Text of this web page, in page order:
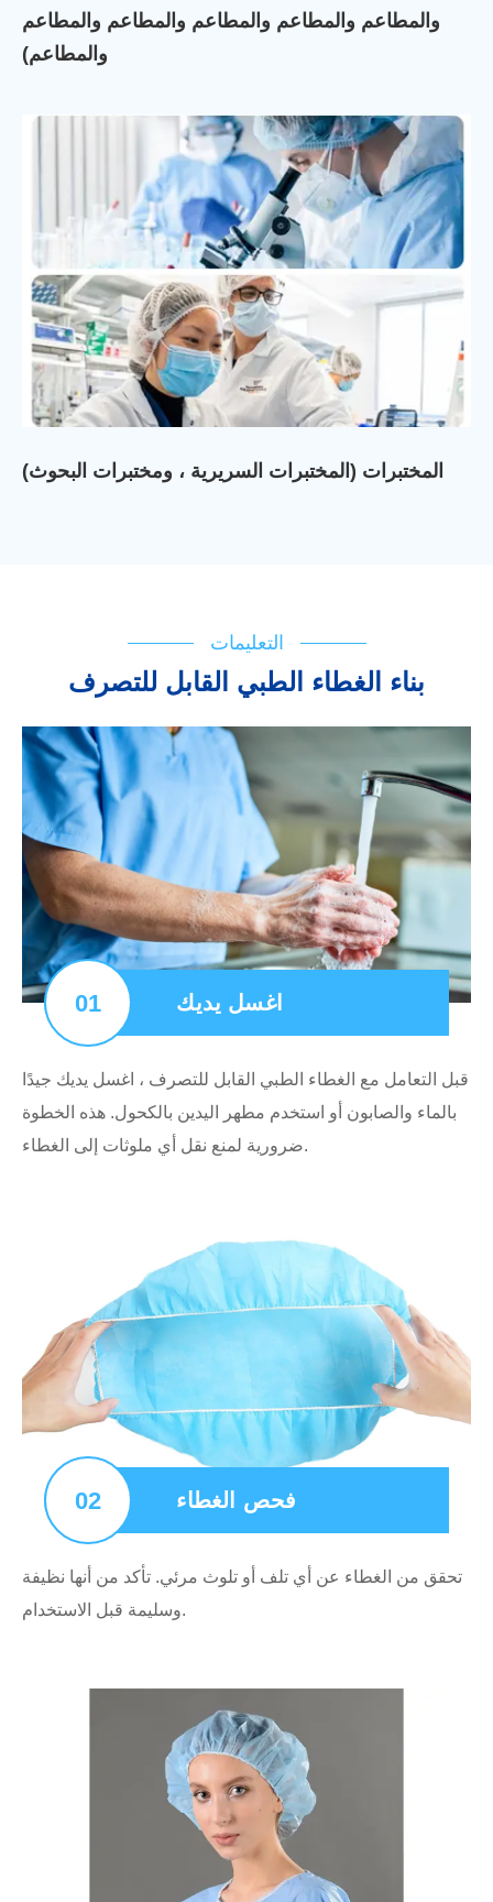
والمطاعم والمطاعم والمطاعم والمطاعم والمطاعم
والمطاعم)
المختبرات (المختبرات السريرية ، ومختبرات البحوث)
التعليمات
بناء الغطاء الطبي القابل للتصرف
01 اغسل يديك
قبل التعامل مع الغطاء الطبي القابل للتصرف ، اغسل يديك جيدًا
بالماء والصابون أو استخدم مطهر اليدين بالكحول. هذه الخطوة
ضرورية لمنع نقل أي ملوثات إلى الغطاء.
02 فحص الغطاء
تحقق من الغطاء عن أي تلف أو تلوث مرئي. تأكد من أنها نظيفة
وسليمة قبل الاستخدام.